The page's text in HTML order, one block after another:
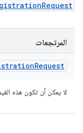
المرتجعات
Request
لا يمكن أن تكون هذه